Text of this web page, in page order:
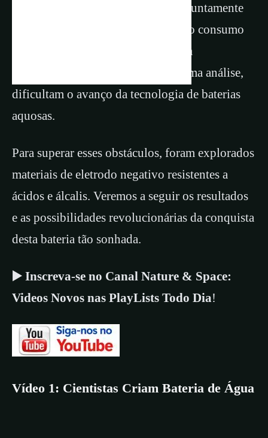
de oxigênio e hidrogênio (HERs), juntamente
com reações secundárias, aceleram o consumo
de água, limitam a vida útil, causam
preocupações ambientais e, em última análise,
dificultam o avanço da tecnologia de baterias
aquosas.
Para superar esses obstáculos, foram explorados
materiais de eletrodo negativo resistentes a
ácidos e álcalis. Veremos a seguir os resultados
e as possibilidades revolucionárias da conquista
desta bateria tão sonhada.
▶️ Inscreva-se no Canal Nature & Space:
Videos Novos nas PlayLists Todo Dia!
Vídeo 1: Cientistas Criam Bateria de Água